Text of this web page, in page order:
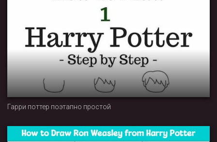
Гарри поттер поэтапно простой